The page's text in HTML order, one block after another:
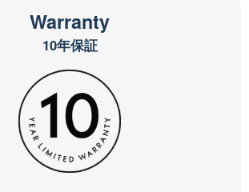
Warranty
10年保証